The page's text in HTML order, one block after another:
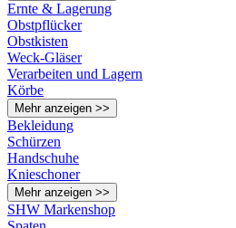
Ernte & Lagerung
Obstpflücker
Obstkisten
Weck-Gläser
Verarbeiten und Lagern
Körbe
Mehr anzeigen >>
Bekleidung
Schürzen
Handschuhe
Knieschoner
Mehr anzeigen >>
SHW Markenshop